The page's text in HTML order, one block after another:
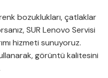
bozuklukları, çatlaklar
SUR Lenovo Servisi
hizmeti sunuyoruz.
görüntü kalitesini